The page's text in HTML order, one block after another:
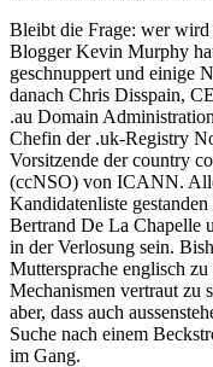
Bleibt die Frage: wer
Blogger Kevin Murphy
geschnuppert und einige
danach Chris Disspain,
.au Domain
Chefin der .uk-Registry
Vorsitzende der country
(ccNSO) von ICANN.
Kandidatenliste
Bertrand De La Chapelle
in der Verlosung sein.
Muttersprache englisch
Mechanismen vertraut zu
aber, dass auch
Suche nach einem
im Gang.